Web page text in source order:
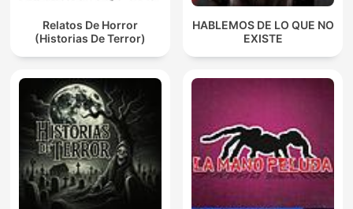
Relatos De Horror
(Historias De Terror)
HABLEMOS DE LO QUE NO
EXISTE